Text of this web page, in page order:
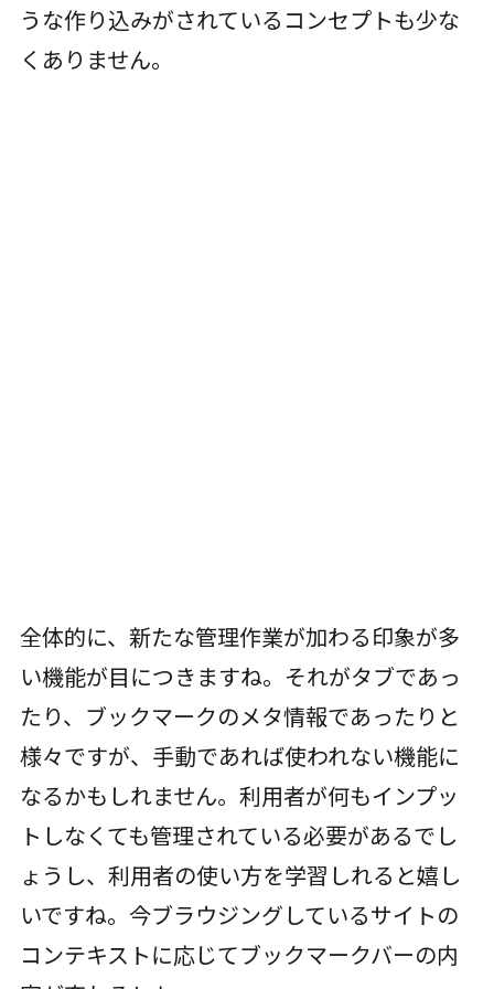
うな作り込みがされているコンセプトも少な
くありません。
全体的に、新たな管理作業が加わる印象が多
い機能が目につきますね。それがタブであっ
たり、ブックマークのメタ情報であったりと
様々ですが、手動であれば使われない機能に
なるかもしれません。利用者が何もインプッ
トしなくても管理されている必要があるでし
ょうし、利用者の使い方を学習しれると嬉し
いですね。今ブラウジングしているサイトの
コンテキストに応じてブックマークバーの内